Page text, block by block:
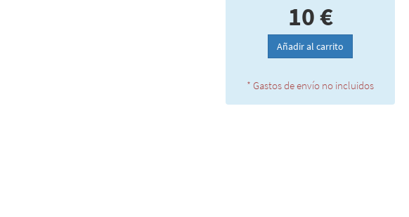
10 €
Añadir al carrito
* Gastos de envío no incluidos